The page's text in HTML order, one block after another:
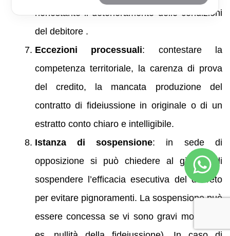
nonostante il deterioramento delle condizioni
del debitore .
Eccezioni processuali: contestare la
competenza territoriale, la carenza di prova
del credito, la mancata produzione del
contratto di fideiussione in originale o di un
estratto conto chiaro e intelligibile.
Istanza di sospensione: in sede di
opposizione si può chiedere al giudice di
sospendere l’efficacia esecutiva del decreto
per evitare pignoramenti. La sospensione può
essere concessa se vi sono gravi motivi (ad